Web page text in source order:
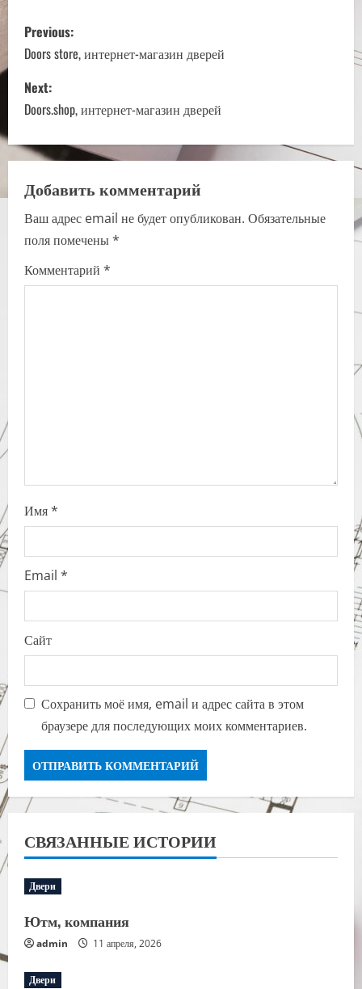
P
o
s
t
n
a
v
i
g
Previous:
Doors store, интернет-магазин дверей
Next:
Doors.shop, интернет-магазин дверей
Добавить комментарий
Ваш адрес email не будет опубликован. Обязательные
поля помечены*
Комментарий *
Имя*
Email *
Сайт
Сохранить моё имя, email и адрес сайта в этом
браузере для последующих моих комментариев.
СВЯЗАННЫЕ ИСТОРИИ
Двери
Ютм, компания
admin 11 апреля, 2026
Двери